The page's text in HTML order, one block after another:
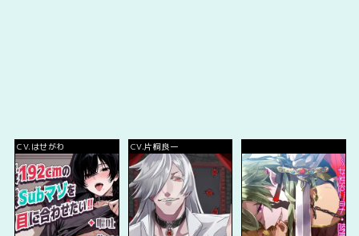
CV.はせがわ CV.片桐良一